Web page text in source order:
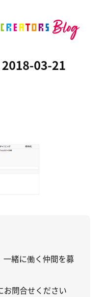
2018-03-21
一緒に働く仲間を募
お問合せください